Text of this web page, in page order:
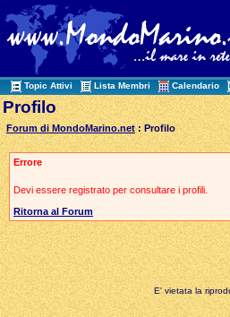
Topic Attivi Lista Membri Calendario
Profilo
Forum di MondoMarino.net : Profilo
Errore
Devi essere registrato per consultare i profili.
Ritorna al Forum
E' vietata la